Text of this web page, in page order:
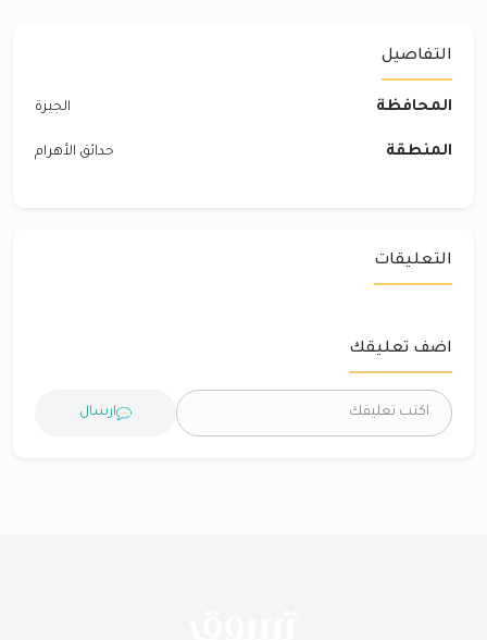
التفاصيل
المحافظة الجيزة
المنطقة حدائق الأهرام
التعليقات
اضف تعليقك
ارسال